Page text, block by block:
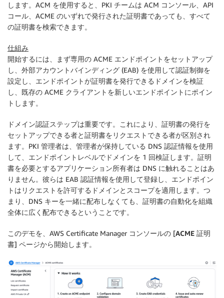
します。ACM を使用すると、PKI チームは ACM コンソール、API
コール、ACME のいずれで発行された証明書であっても、すべて
の証明書を検索できます。
仕組み
開始するには、まず専用の ACME エンドポイントをセットアップ
し、外部アカウントバインディング (EAB) を使用して認証制御を
設定し、エンドポイントが証明書を発行できるドメインを検証
し、既存の ACME クライアントを新しいエンドポイントにポイン
トします。
ドメイン認証ステップは重要です。これにより、証明書の発行を
セットアップできる者と証明書をリクエストできる者が区別され
ます。PKI 管理者は、管理者が保持している DNS 認証情報を使用
して、エンドポイントレベルでドメインを 1 回検証します。証明
書を必要とするアプリケーション所有者は DNS に触れることはあ
りません。彼らは EAB 認証情報を使用して登録し、エンドポイン
トはリクエストを許可するドメインとスコープを適用します。つ
まり、DNS キーを一緒に配布しなくても、証明書の自動化を組織
全体に広く配布できるということです。
このデモを、AWS Certificate Manager コンソールの [ACME 証明
書] ページから開始します。